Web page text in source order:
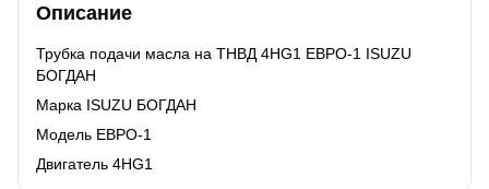
Описание
Трубка подачи масла на ТНВД 4HG1 ЕВРО-1 ISUZU
БОГДАН
Марка ISUZU БОГДАН
Модель ЕВРО-1
Двигатель 4HG1